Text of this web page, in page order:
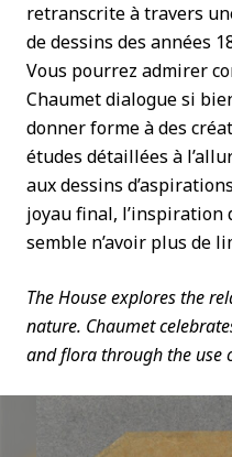
retranscrite à travers
de dessins des années
Vous pourrez admirer
Chaumet dialogue si
donner forme à des
études détaillées à
aux dessins
joyau final, l’inspiration
semble n’avoir plus de
The House explores the
nature. Chaumet
and flora through the use